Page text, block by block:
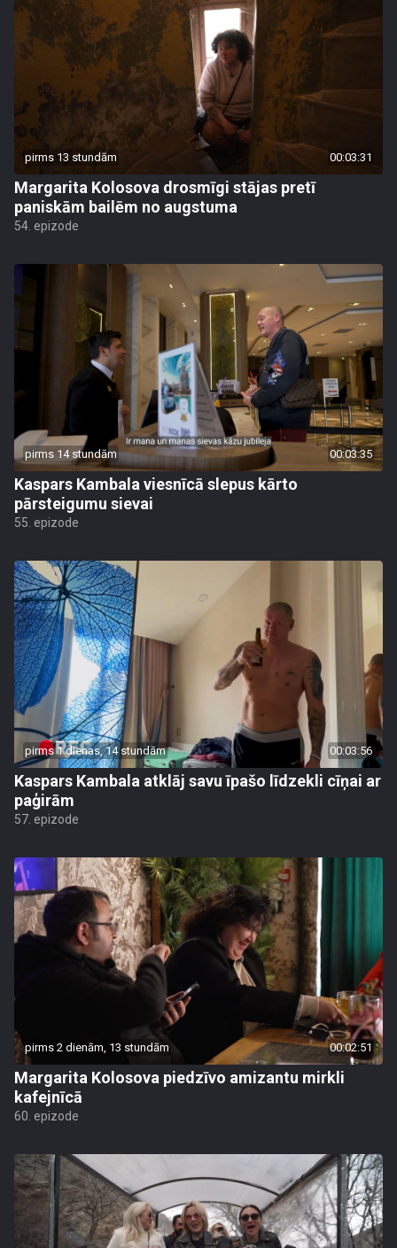
pirms 13 stundām 00:03:31
Margarita Kolosova drosmīgi stājas pretī
paniskām bailēm no augstuma
54. epizode
pirms 14 stundām 00:03:35
Kaspars Kambala viesnīcā slepus kārto
pārsteigumu sievai
55. epizode
pirms 1 dienas, 14 stundām 00:03:56
Kaspars Kambala atklāj savu īpašo līdzekli cīņai ar
paģirām
57. epizode
pirms 2 dienām, 13 stundām 00:02:51
Margarita Kolosova piedzīvo amizantu mirkli
kafejnīcā
60. epizode